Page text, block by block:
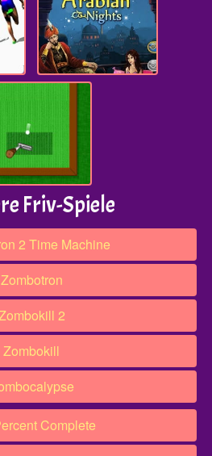
Friv-Spiele
2 Time Machine
Zombotron
2
Zombokill
Complete